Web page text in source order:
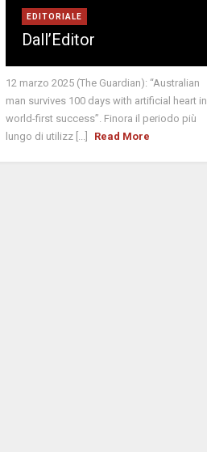
EDITORIALE
Dall’Editor
12 marzo 2025 (The Guardian): “Australian
man survives 100 days with artificial heart in
world-first success”. Finora il periodo più
lungo di utilizz [...]
Read More